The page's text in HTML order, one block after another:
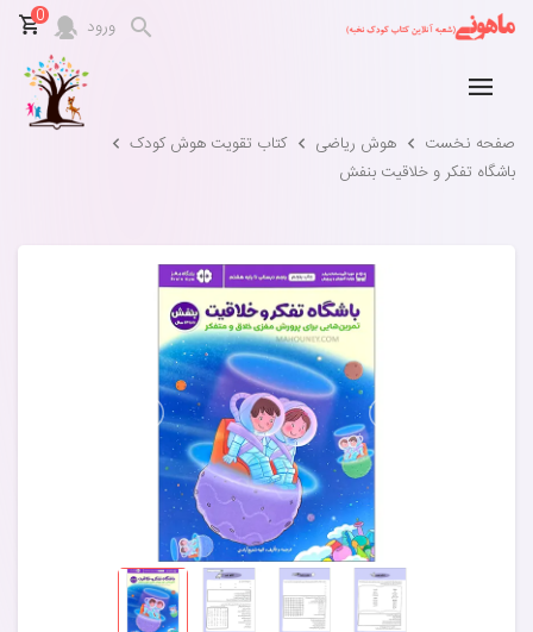
ورود 0
صفحه نخست هوش ریاضی
کتاب تقویت هوش کودک
باشگاه تفکر و خلاقیت بنفش